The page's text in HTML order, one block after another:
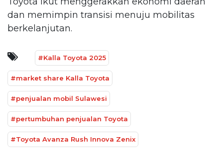
dan memimpin transisi menuju mobilitas
berkelanjutan.
#Kalla Toyota 2025
#market share Kalla Toyota
#penjualan mobil Sulawesi
#pertumbuhan penjualan Toyota
#Toyota Avanza Rush Innova Zenix